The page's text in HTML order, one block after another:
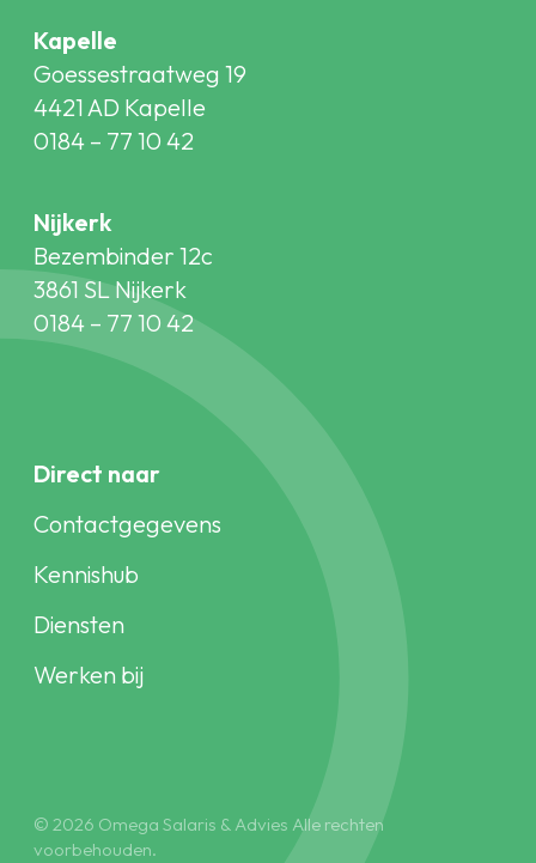
Kapelle
Goessestraatweg 19
4421 AD Kapelle
0184 – 77 10 42
Nijkerk
Bezembinder 12c
3861 SL Nijkerk
0184 – 77 10 42
Direct naar
Contactgegevens
Kennishub
Diensten
Werken bij
© 2026 Omega Salaris & Advies Alle rechten
voorbehouden.